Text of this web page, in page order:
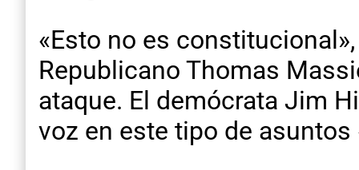
«Esto no es
Republicano Thomas
ataque. El demócrata Jim
voz en este tipo de